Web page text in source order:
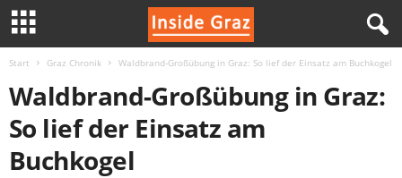
Start Graz Chronik Waldbrand-Großübung in Graz: So lief der Einsatz am Buchkogel
Waldbrand-Großübung in Graz:
So lief der Einsatz am
Buchkogel